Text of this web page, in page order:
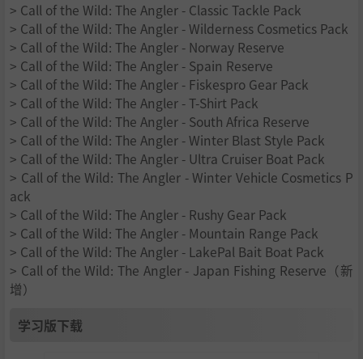
> Call of the Wild: The Angler - Classic Tackle Pack
> Call of the Wild: The Angler - Wilderness Cosmetics Pack
> Call of the Wild: The Angler - Norway Reserve
> Call of the Wild: The Angler - Spain Reserve
> Call of the Wild: The Angler - Fiskespro Gear Pack
> Call of the Wild: The Angler - T-Shirt Pack
> Call of the Wild: The Angler - South Africa Reserve
> Call of the Wild: The Angler - Winter Blast Style Pack
> Call of the Wild: The Angler - Ultra Cruiser Boat Pack
> Call of the Wild: The Angler - Winter Vehicle Cosmetics P
ack
> Call of the Wild: The Angler - Rushy Gear Pack
> Call of the Wild: The Angler - Mountain Range Pack
> Call of the Wild: The Angler - LakePal Bait Boat Pack
> Call of the Wild: The Angler - Japan Fishing Reserve（新
增）
学习版下载